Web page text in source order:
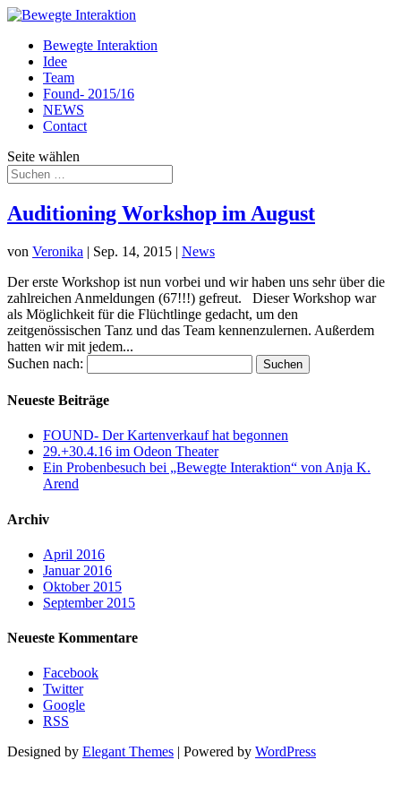
Bewegte Interaktion
Idee
Team
Found- 2015/16
NEWS
Contact
Seite wählen
Auditioning Workshop im August
von Veronika | Sep. 14, 2015 | News
Der erste Workshop ist nun vorbei und wir haben uns sehr über die
zahlreichen Anmeldungen (67!!!) gefreut. Dieser Workshop war
als Möglichkeit für die Flüchtlinge gedacht, um den
zeitgenössischen Tanz und das Team kennenzulernen. Außerdem
hatten wir mit jedem...
Suchen nach:
Neueste Beiträge
FOUND- Der Kartenverkauf hat begonnen
29.+30.4.16 im Odeon Theater
Ein Probenbesuch bei „Bewegte Interaktion“ von Anja K.
Arend
Archiv
April 2016
Januar 2016
Oktober 2015
September 2015
Neueste Kommentare
Facebook
Twitter
Google
RSS
Designed by Elegant Themes | Powered by WordPress